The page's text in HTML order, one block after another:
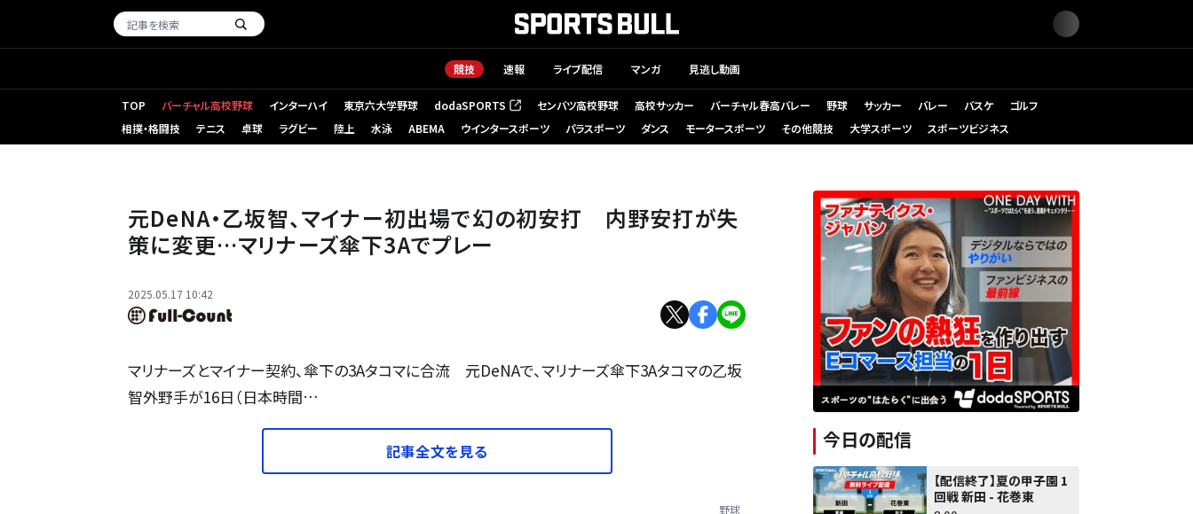
競技 速報 ライブ配信 マンガ 見逃し動画
TOP バーチャル高校野球 インターハイ 東京六大学野球 dodaSPORTS
（新しいタブで開く） センバツ高校野球 高校サッカー バーチャル春高バレー 野球 サッカー バレー バスケ
ゴルフ
相撲・格闘技
テニス 卓球 ラグビー 陸上 水泳 ABEMA ウインタースポーツ パラスポーツ ダンス モータースポーツ その他競技 大学スポーツ スポーツビジネス
元DeNA・乙坂智、マイナー初出場で幻の初安打 内野安打が失
策に変更…マリナーズ傘下3Aでプレー
2025.05.17 10:42
マリナーズとマイナー契約、傘下の3Aタコマに合流 元DeNAで、マリナーズ傘下3Aタコマの乙坂
智外野手が16日（日本時間…
記事全文を見る
野球
今日の配信
【配信終了】夏の甲子園 1
回戦 新田 - 花巻東